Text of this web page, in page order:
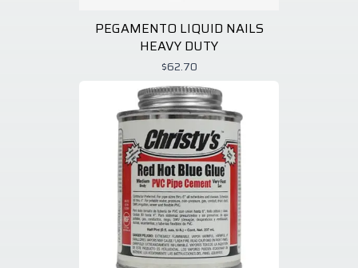
PEGAMENTO LIQUID NAILS
HEAVY DUTY
$62.70